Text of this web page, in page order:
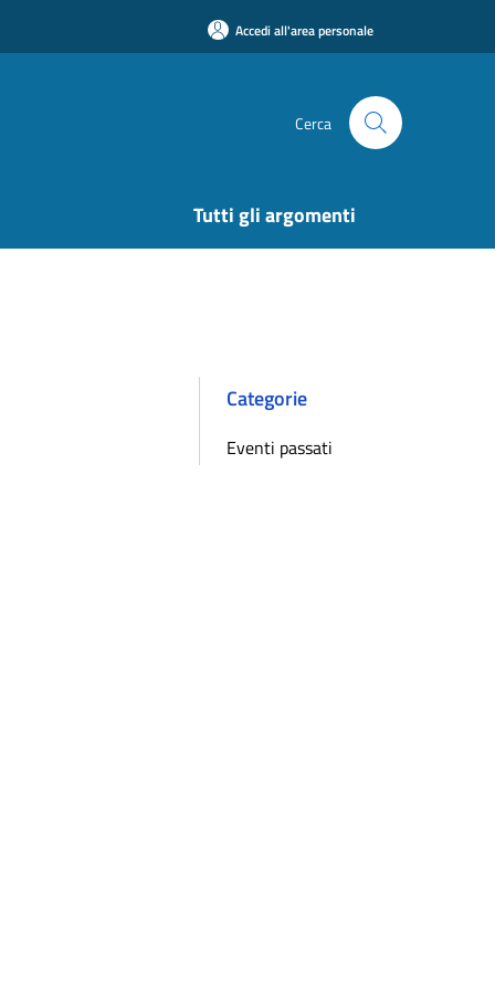
Accedi all'area personale
Cerca
Tutti gli argomenti
Categorie
Eventi passati